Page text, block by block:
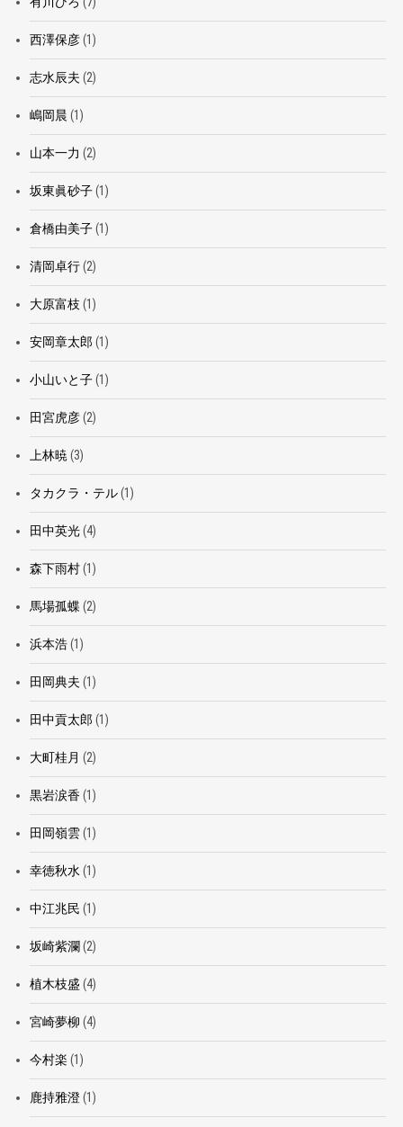
西澤保彦(1)
志水辰夫 (2)
嶋岡晨 (1)
山本一力 (2)
坂東眞砂子(1)
倉橋由美子(1)
清岡卓行(2)
大原富枝 (1)
安岡章太郎 (1)
小山いと子(1)
田宮虎彦(2)
上林暁 (3)
タカクラ・テル(1)
田中英光(4)
森下雨村(1)
馬場孤蝶 (2)
浜本浩(1)
田岡典夫 (1)
田中貢太郎 (1)
大町桂月 (2)
黒岩涙香(1)
田岡嶺雲(1)
幸徳秋水 (1)
中江兆民 (1)
坂崎紫瀾 (2)
植木枝盛 (4)
宮崎夢柳 (4)
今村楽 (1)
鹿持雅澄(1)